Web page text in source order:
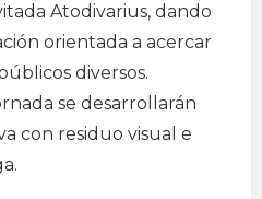
Atodivarius, dando
orientada a acercar
diversos.
se desarrollarán
con residuo visual e